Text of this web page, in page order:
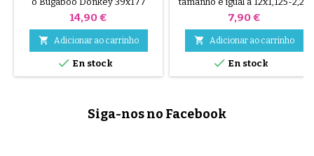
PARA A RODA
DIANTEIRA
Pneu de substituição para a
Bugaboo Donkey. Medida
39x177, concebido para
substituir um pneu gasto,
mantendo a roda original.
Preço
14,90 €
 Adicionar ao carrinho
 En stock
Preço
7,90 €
 Adicionar ao carrinho
 En stock
Siga-nos no Facebook